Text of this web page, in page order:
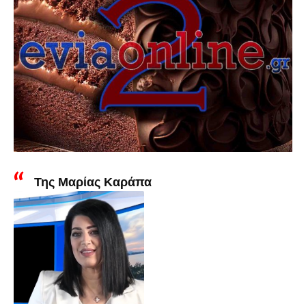
Της Μαρίας Καράπα